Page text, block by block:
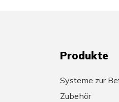
Produkte
Systeme zur
Zubehör